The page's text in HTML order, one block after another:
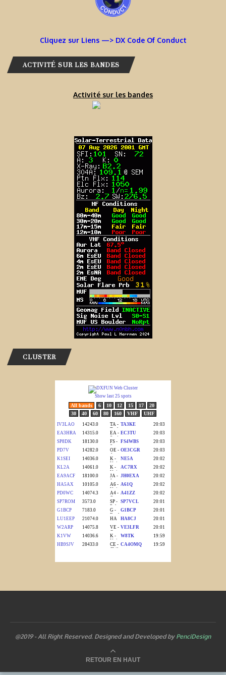
Cliquez sur Liens —> DX Code Of Conduct
ACTIVITÉ SUR LES BANDES
Activité sur les bandes
CLUSTER
@2019 - All Right Reserved. Designed and Developed by PenciDesign
RETOUR EN HAUT